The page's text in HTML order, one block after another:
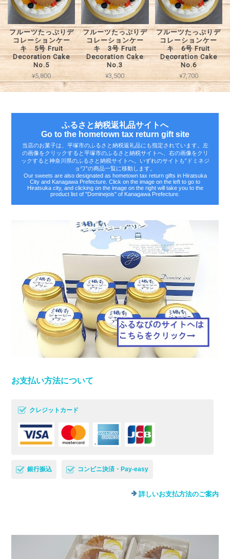
フルーツたっぷりデ
コレーションケー
キ 5号 Fruit
Decoration Cake
No.5
¥5,800
フルーツたっぷりデ
コレーションケー
キ 3号 Fruit
Decoration Cake
No.3
¥3,500
フルーツたっぷりデ
コレーションケー
キ 6号 Fruit
Decoration Cake
No.6
¥7,700
ふるさと納税返礼品サイトへ
Go to the hometown tax return gift site
当店のお菓子は、平塚市のふるさと納税返礼品にも指定されています。左
の画像をクリックすると平塚市のふるさと納税サイトへ、右の画像をクリ
ックすると神奈川県のふるさと納税サイトへ。いずれのサイトも‟ドミネジ
ョワ”の商品一覧に移動します。
Our sweets are also designated as hometown tax return gifts in Hiratsuka
City and Kanagawa Prefecture. Click on the image on the left to go to
Hiratsuka city, and clicking on the image on the right will take you to the
product list of "Dominejois" of Kanagawa Prefecture.
お支払い方法について
クレジットカード
銀行振込 コンビニ決済・Pay-easy
詳しいお支払方法のご案内